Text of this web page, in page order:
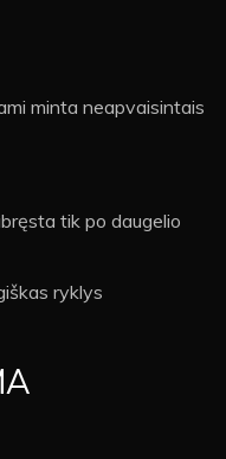
minta neapvaisintais
tik po daugelio
ryklys